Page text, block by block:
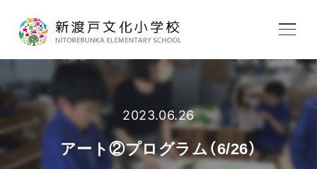
教育内容 2023.06.26
アート②プログラム（6/26）